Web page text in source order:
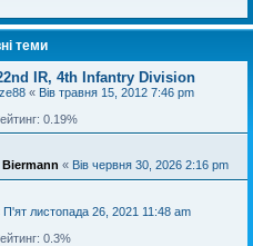
теми
IR, 4th Infantry Division
« Вів травня 15, 2012 7:46 pm
0.19%
« Вів червня 30, 2026 2:16 pm
П'ят листопада 26, 2021 11:48 am
0.3%